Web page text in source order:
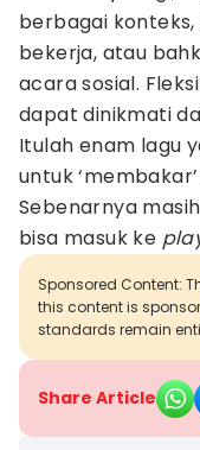
berbagai
bekerja, atau
acara sosial.
dapat dinikmati
Itulah enam lagu
untuk
Sebenarnya
bisa masuk ke
Sponsored Content:
this content is
standards remain
Share Article